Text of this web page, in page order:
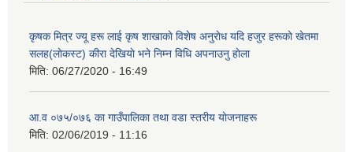
कृषक मित्र ज्यू हरू लाई कृष शाखाकाे विशेष अनुराेध यदि हजुर हरूकाे खेतमा
सलह(लाेकस्ट) कीरा देखियाे भने निम्न विधि अपनाउनु हाेला
मिति: 06/27/2020 - 16:49
आ‍.व ०७५/०७६ का गाउँपालिका तथा वडा स्तरीय याेजनाहरू
मिति: 02/06/2019 - 11:16